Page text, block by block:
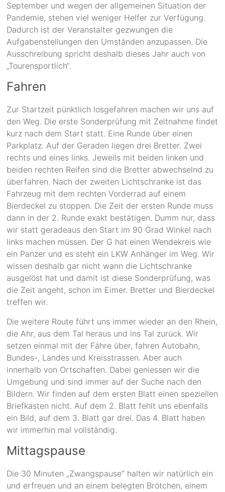
September und wegen der allgemeinen Situation der
Pandemie, stehen viel weniger Helfer zur Verfügung.
Dadurch ist der Veranstalter gezwungen die
Aufgabenstellungen den Umständen anzupassen. Die
Ausschreibung spricht deshalb dieses Jahr auch von
„Tourensportlich“.
Fahren
Zur Startzeit pünktlich losgefahren machen wir uns auf
den Weg. Die erste Sonderprüfung mit Zeitnahme findet
kurz nach dem Start statt. Eine Runde über einen
Parkplatz. Auf der Geraden liegen drei Bretter. Zwei
rechts und eines links. Jeweils mit beiden linken und
beiden rechten Reifen sind die Bretter abwechselnd zu
überfahren. Nach der zweiten Lichtschranke ist das
Fahrzeug mit dem rechten Vorderrad auf einem
Bierdeckel zu stoppen. Die Zeit der ersten Runde muss
dann in der 2. Runde exakt bestätigen. Dumm nur, dass
wir statt geradeaus den Start im 90 Grad Winkel nach
links machen müssen. Der G hat einen Wendekreis wie
ein Panzer und es steht ein LKW Anhänger im Weg. Wir
wissen deshalb gar nicht wann die Lichtschranke
ausgelöst hat und damit ist diese Sonderprüfung, was
die Zeit angeht, schon im Eimer. Bretter und Bierdeckel
treffen wir.
Die weitere Route führt uns immer wieder an den Rhein,
die Ahr, aus dem Tal heraus und ins Tal zurück. Wir
setzen einmal mit der Fähre über, fahren Autobahn,
Bundes-, Landes und Kreisstrassen. Aber auch
innerhalb von Ortschaften. Dabei geniessen wir die
Umgebung und sind immer auf der Suche nach den
Bildern. Wir finden auf dem ersten Blatt einen speziellen
Briefkasten nicht. Auf dem 2. Blatt fehlt uns ebenfalls
ein Bild, auf dem 3. Blatt gar drei. Das 4. Blatt haben
wir immerhin mal vollständig.
Mittagspause
Die 30 Minuten „Zwangspause“ halten wir natürlich ein
und erfreuen und an einem belegten Brötchen, einem